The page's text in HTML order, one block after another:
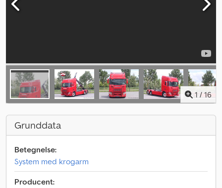
1 / 16
Grunddata
Betegnelse:
System med krogarm
Producent: